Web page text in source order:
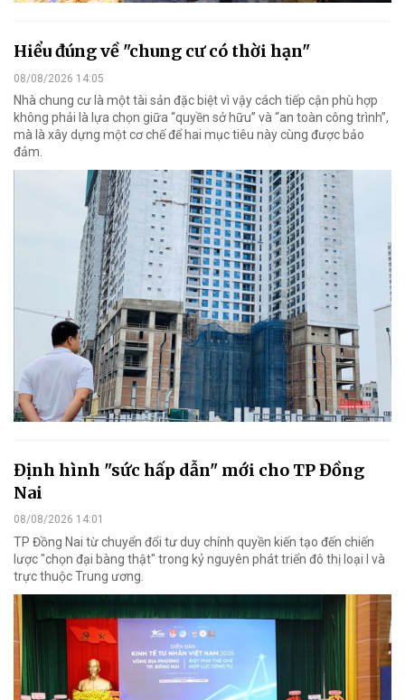
Hiểu đúng về "chung cư có thời hạn"
08/08/2026 14:05
Nhà chung cư là một tài sản đặc biệt vì vậy cách tiếp cận phù hợp
không phải là lựa chọn giữa “quyền sở hữu” và “an toàn công trình”,
mà là xây dựng một cơ chế để hai mục tiêu này cùng được bảo
đảm.
Định hình "sức hấp dẫn" mới cho TP Đồng
Nai
08/08/2026 14:01
TP Đồng Nai từ chuyển đổi tư duy chính quyền kiến tạo đến chiến
lược "chọn đại bàng thật" trong kỷ nguyên phát triển đô thị loại I và
trực thuộc Trung ương.